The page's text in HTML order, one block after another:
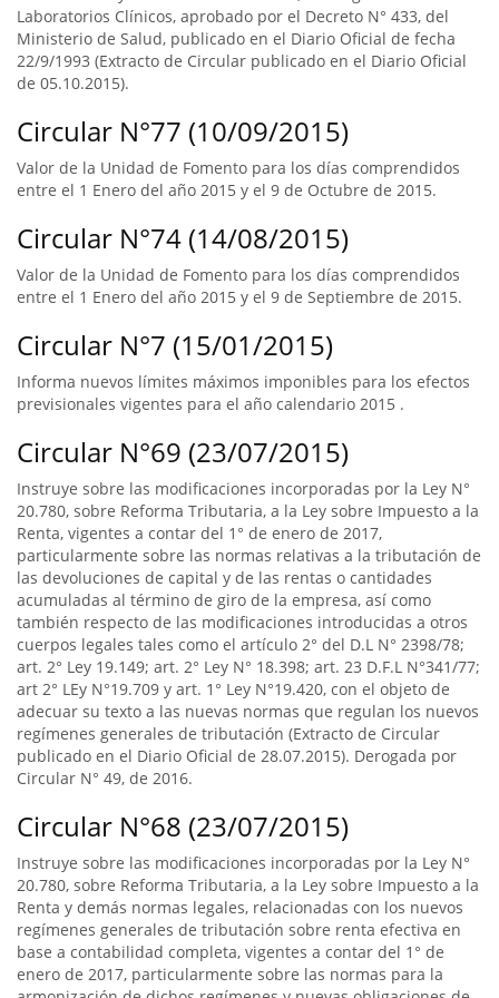
Laboratorios Clínicos, aprobado por el Decreto N° 433, del
Ministerio de Salud, publicado en el Diario Oficial de fecha
22/9/1993 (Extracto de Circular publicado en el Diario Oficial
de 05.10.2015).
Circular N°77 (10/09/2015)
Valor de la Unidad de Fomento para los días comprendidos
entre el 1 Enero del año 2015 y el 9 de Octubre de 2015.
Circular N°74 (14/08/2015)
Valor de la Unidad de Fomento para los días comprendidos
entre el 1 Enero del año 2015 y el 9 de Septiembre de 2015.
Circular N°7 (15/01/2015)
Informa nuevos límites máximos imponibles para los efectos
previsionales vigentes para el año calendario 2015 .
Circular N°69 (23/07/2015)
Instruye sobre las modificaciones incorporadas por la Ley N°
20.780, sobre Reforma Tributaria, a la Ley sobre Impuesto a la
Renta, vigentes a contar del 1° de enero de 2017,
particularmente sobre las normas relativas a la tributación de
las devoluciones de capital y de las rentas o cantidades
acumuladas al término de giro de la empresa, así como
también respecto de las modificaciones introducidas a otros
cuerpos legales tales como el artículo 2° del D.L N° 2398/78;
art. 2° Ley 19.149; art. 2° Ley N° 18.398; art. 23 D.F.L N°341/77;
art 2° LEy N°19.709 y art. 1° Ley N°19.420, con el objeto de
adecuar su texto a las nuevas normas que regulan los nuevos
regímenes generales de tributación (Extracto de Circular
publicado en el Diario Oficial de 28.07.2015). Derogada por
Circular N° 49, de 2016.
Circular N°68 (23/07/2015)
Instruye sobre las modificaciones incorporadas por la Ley N°
20.780, sobre Reforma Tributaria, a la Ley sobre Impuesto a la
Renta y demás normas legales, relacionadas con los nuevos
regímenes generales de tributación sobre renta efectiva en
base a contabilidad completa, vigentes a contar del 1° de
enero de 2017, particularmente sobre las normas para la